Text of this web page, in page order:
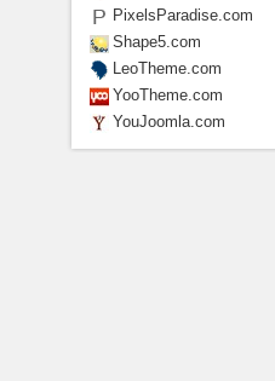
PixelsParadise.com
Shape5.com
LeoTheme.com
YooTheme.com
YouJoomla.com